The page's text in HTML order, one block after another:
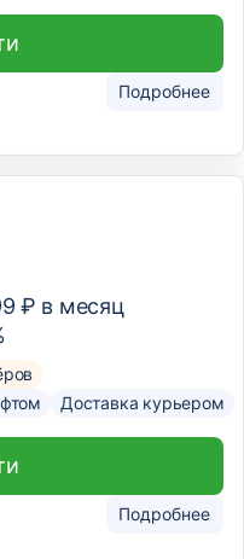
Подробнее
₽ в месяц
Доставка курьером
Подробнее